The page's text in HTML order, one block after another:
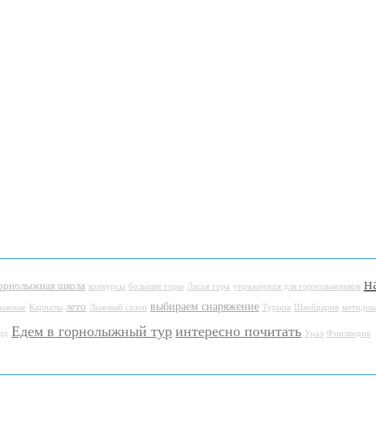
школа конкурсы большие горы Лисья гора упражнения для горнолыжников
Карпаты лето Лыжный салон выбираем снаряжение Турция Швейцария
Едем в горнолыжный тур интересно почитать Урал Финляндия